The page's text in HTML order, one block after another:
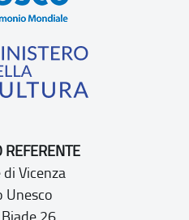
REFERENTE
Vicenza
Unesco